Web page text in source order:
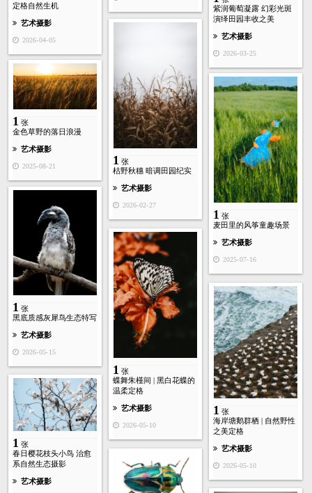
定格自然生机
艺术摄影
2026-04-05
紫润葡萄凝露 幻彩光斑
演绎田园丰收之美
艺术摄影
2026-03-25
1 张
枯野秋穗 暗调田园纪实
艺术摄影
2026-02-27
1 张
金色草野的落日浪漫
艺术摄影
2025-08-21
1 张
麦田里的风筝童趣场景
艺术摄影
2025-07-16
1 张
黑底质感灰犀鸟生态特写
艺术摄影
2026-05-15
1 张
蝶舞朱槿间 | 黑白花蝶的
温柔定格
艺术摄影
2026-05-10
1 张
海岸塘鹅群栖 | 自然野性
之美定格
艺术摄影
2026-05-10
1 张
春日樱花枝头小鸟 治愈
系自然生态摄影
艺术摄影